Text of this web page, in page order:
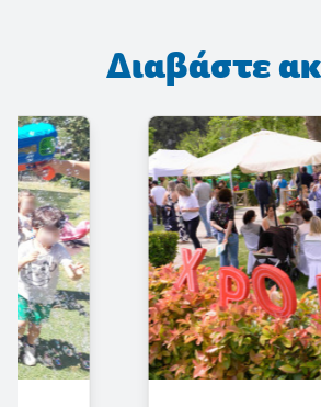
Διαβάστε